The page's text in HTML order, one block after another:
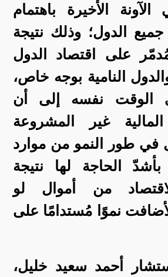
الأخيرة باهتمام
الدول؛ وذلك نتيجة
على اقتصاد الدول
النامية بوجه خاص،
الوقت نفسه إلى أن
المالية غير المشروعة
في طور النمو من موارد
الحاجة لها نتيجة
من أموال لو
نموًا مُستدامًا على
أحمد سعيد خليل،